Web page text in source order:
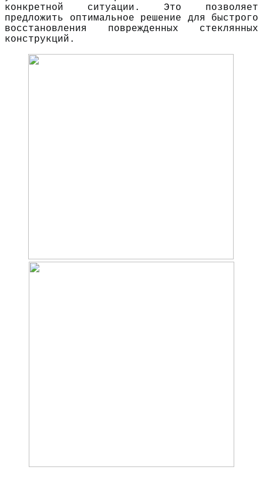
конкретной ситуации. Это позволяет
предложить оптимальное решение для быстрого
восстановления поврежденных стеклянных
конструкций.